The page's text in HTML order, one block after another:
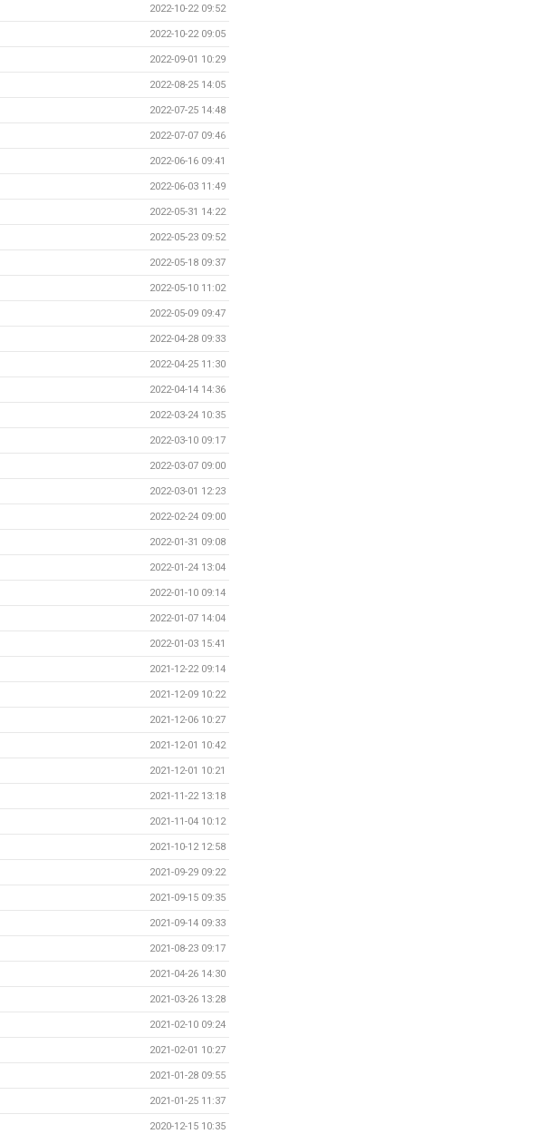
2022-10-22 09:52
2022-10-22 09:05
2022-09-01 10:29
2022-08-25 14:05
2022-07-25 14:48
2022-07-07 09:46
2022-06-16 09:41
2022-06-03 11:49
2022-05-31 14:22
2022-05-23 09:52
2022-05-18 09:37
2022-05-10 11:02
2022-05-09 09:47
2022-04-28 09:33
2022-04-25 11:30
2022-04-14 14:36
2022-03-24 10:35
2022-03-10 09:17
2022-03-07 09:00
2022-03-01 12:23
2022-02-24 09:00
2022-01-31 09:08
2022-01-24 13:04
2022-01-10 09:14
2022-01-07 14:04
2022-01-03 15:41
2021-12-22 09:14
2021-12-09 10:22
2021-12-06 10:27
2021-12-01 10:42
2021-12-01 10:21
2021-11-22 13:18
2021-11-04 10:12
2021-10-12 12:58
2021-09-29 09:22
2021-09-15 09:35
2021-09-14 09:33
2021-08-23 09:17
2021-04-26 14:30
2021-03-26 13:28
2021-02-10 09:24
2021-02-01 10:27
2021-01-28 09:55
2021-01-25 11:37
2020-12-15 10:35